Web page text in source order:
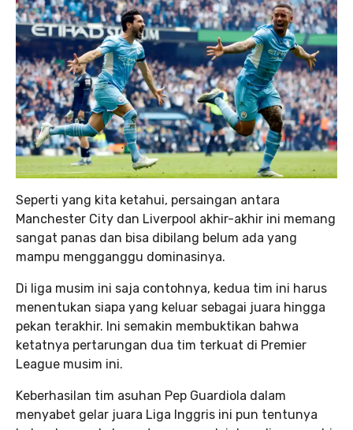
Seperti yang kita ketahui, persaingan antara
Manchester City dan Liverpool akhir-akhir ini memang
sangat panas dan bisa dibilang belum ada yang
mampu mengganggu dominasinya.
Di liga musim ini saja contohnya, kedua tim ini harus
menentukan siapa yang keluar sebagai juara hingga
pekan terakhir. Ini semakin membuktikan bahwa
ketatnya pertarungan dua tim terkuat di Premier
League musim ini.
Keberhasilan tim asuhan Pep Guardiola dalam
menyabet gelar juara Liga Inggris ini pun tentunya